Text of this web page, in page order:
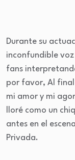
Durante su
inconfundible
fans
por favor, Al final
mi amor y mi
lloré como un
antes en el
Privada.